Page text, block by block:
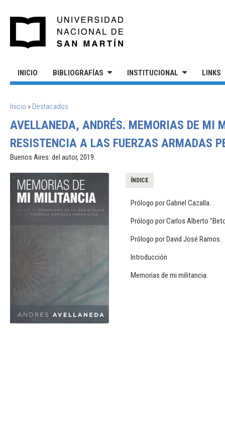
INICIO BIBLIOGRAFÍAS INSTITUCIONAL LINKS
SE ENCUENTRA USTED AQUÍ
Inicio » Destacados
AVELLANEDA, ANDRÉS. MEMORIAS DE MI
RESISTENCIA A LAS FUERZAS ARMADAS
Buenos Aires: del autor, 2019.
ÍNDICE
Prólogo por Gabriel Cazalla.
Prólogo por Carlos Alberto
Prólogo por David José Ramos.
Introducción
Memorias de mi militancia.